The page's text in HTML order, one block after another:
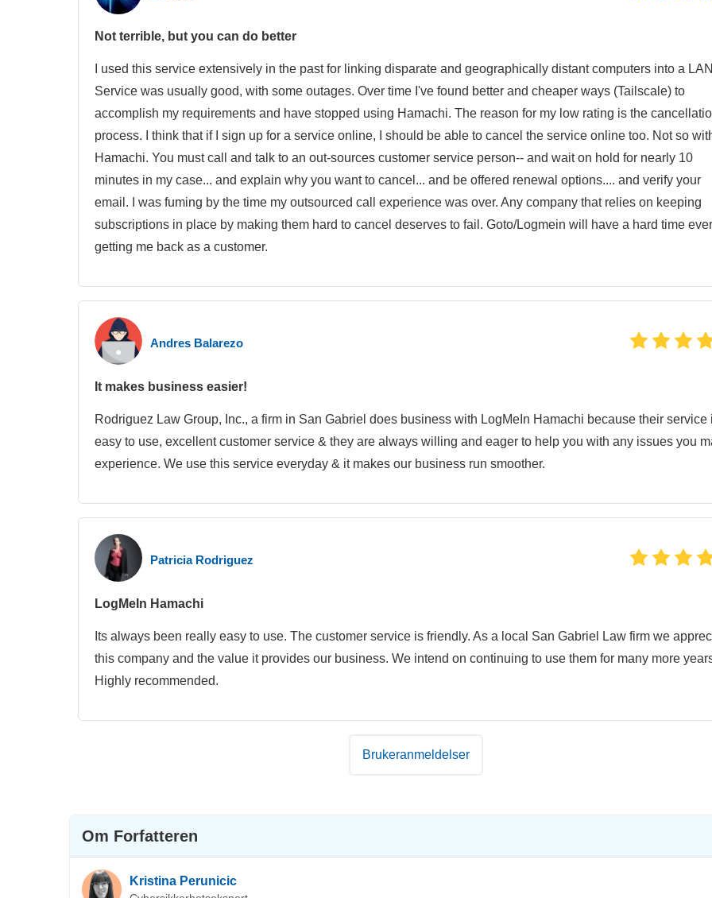
Not terrible, but you can do better
I used this service extensively in the past for linking disparate and geographically distant computers into a
Service was usually good, with some outages. Over time I've found better and cheaper ways (Tailscale) to
accomplish my requirements and have stopped using Hamachi. The reason for my low rating is the
process. I think that if I sign up for a service online, I should be able to cancel the service online too. Not so
Hamachi. You must call and talk to an out-sources customer service person-- and wait on hold for nearly 10
minutes in my case... and explain why you want to cancel... and be offered renewal options.... and verify your
email. I was fuming by the time my outsourced call experience was over. Any company that relies on keeping
subscriptions in place by making them hard to cancel deserves to fail. Goto/Logmein will have a hard time ever
getting me back as a customer.
Andres Balarezo
It makes business easier!
Rodriguez Law Group, Inc., a firm in San Gabriel does business with LogMeIn Hamachi because their service
easy to use, excellent customer service & they are always willing and eager to help you with any issues you
experience. We use this service everyday & it makes our business run smoother.
Patricia Rodriguez
LogMeIn Hamachi
Its always been really easy to use. The customer service is friendly. As a local San Gabriel Law firm we
this company and the value it provides our business. We intend on continuing to use them for many more
Highly recommended.
Brukeranmeldelser
Om Forfatteren
Kristina Perunicic